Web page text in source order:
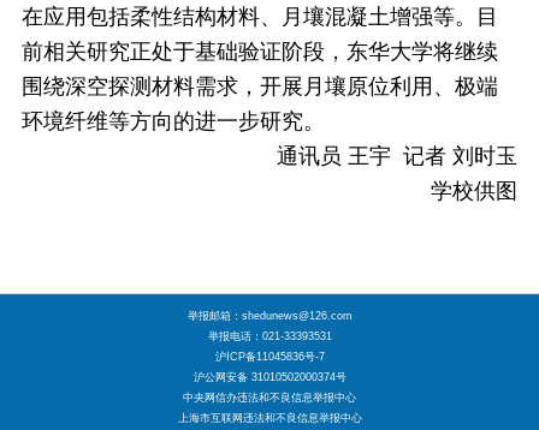
在应用包括柔性结构材料、月壤混凝土增强等。目
前相关研究正处于基础验证阶段， 东华大学将继续
围绕深空探测材料需求，开展月壤原位利用、极端
环境纤维等方向的进一步研究。
通讯员 王宇 记者 刘时玉
学校供图
举报邮箱：shedunews@126.com
举报电话：021-33393531
沪ICP备11045836号-7
沪公网安备 31010502000374号
中央网信办违法和不良信息举报中心
上海市互联网违法和不良信息举报中心